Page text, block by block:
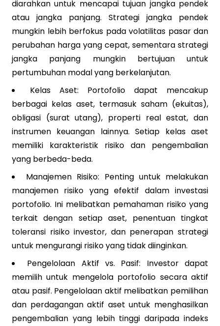
diarahkan untuk mencapai tujuan jangka pendek
atau jangka panjang. Strategi jangka pendek
mungkin lebih berfokus pada volatilitas pasar dan
perubahan harga yang cepat, sementara strategi
jangka panjang mungkin bertujuan untuk
pertumbuhan modal yang berkelanjutan.
Kelas Aset: Portofolio dapat mencakup
berbagai kelas aset, termasuk saham (ekuitas),
obligasi (surat utang), properti real estat, dan
instrumen keuangan lainnya. Setiap kelas aset
memiliki karakteristik risiko dan pengembalian
yang berbeda-beda.
Manajemen Risiko: Penting untuk melakukan
manajemen risiko yang efektif dalam investasi
portofolio. Ini melibatkan pemahaman risiko yang
terkait dengan setiap aset, penentuan tingkat
toleransi risiko investor, dan penerapan strategi
untuk mengurangi risiko yang tidak diinginkan.
Pengelolaan Aktif vs. Pasif: Investor dapat
memilih untuk mengelola portofolio secara aktif
atau pasif. Pengelolaan aktif melibatkan pemilihan
dan perdagangan aktif aset untuk menghasilkan
pengembalian yang lebih tinggi daripada indeks